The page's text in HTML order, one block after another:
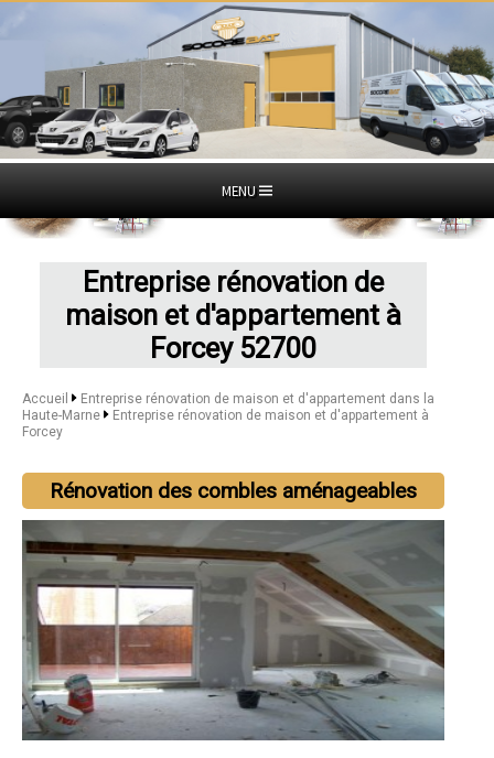
MENU
Entreprise rénovation de
maison et d'appartement à
Forcey 52700
Accueil
Entreprise rénovation de maison et d'appartement dans la
Haute-Marne
Entreprise rénovation de maison et d'appartement à
Forcey
Rénovation des combles aménageables